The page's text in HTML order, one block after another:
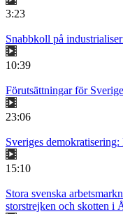
3:23
Snabbkoll på
10:39
Förutsättningar för
23:06
Sveriges
15:10
Stora svenska
storstrejken och skotten i